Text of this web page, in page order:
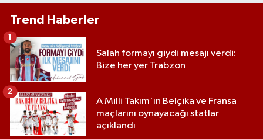
Trend Haberler
Salah formayı giydi mesajı verdi:
Bize her yer Trabzon
1
A Milli Takım'ın Belçika ve Fransa
maçlarını oynayacağı statlar
açıklandı
2